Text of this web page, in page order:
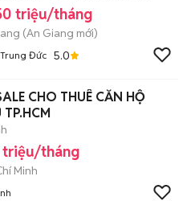
triệu/tháng
(An Giang mới)
Đức 5.0
CHO THUÊ CĂN HỘ
TP.HCM
tháng
Minh